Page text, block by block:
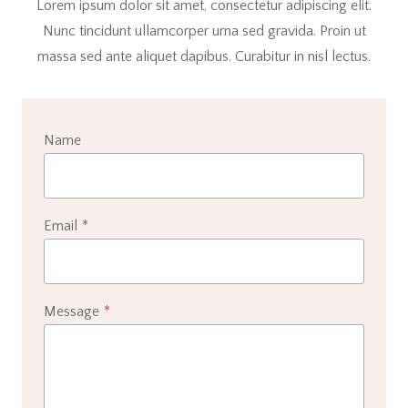
Lorem ipsum dolor sit amet, consectetur adipiscing elit.
Nunc tincidunt ullamcorper urna sed gravida. Proin ut
massa sed ante aliquet dapibus. Curabitur in nisl lectus.
Name
Email *
Message *